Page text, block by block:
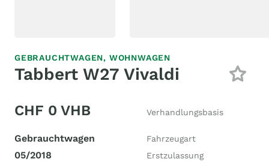
GEBRAUCHTWAGEN, WOHNWAGEN
Tabbert W27 Vivaldi
CHF 0 VHB Verhandlungsbasis
Gebrauchtwagen Fahrzeugart
05/2018 Erstzulassung